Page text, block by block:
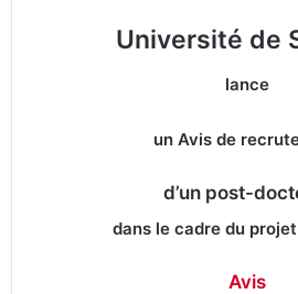
Université de
lance
un Avis de
d’un post-
dans le cadre du
Avis